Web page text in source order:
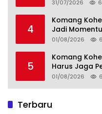
31/07/2026
4
Komang
Jadi
Lampung
01/08/2026
5
Komang
Harus Jaga
Lampung
01/08/2026
Terbaru